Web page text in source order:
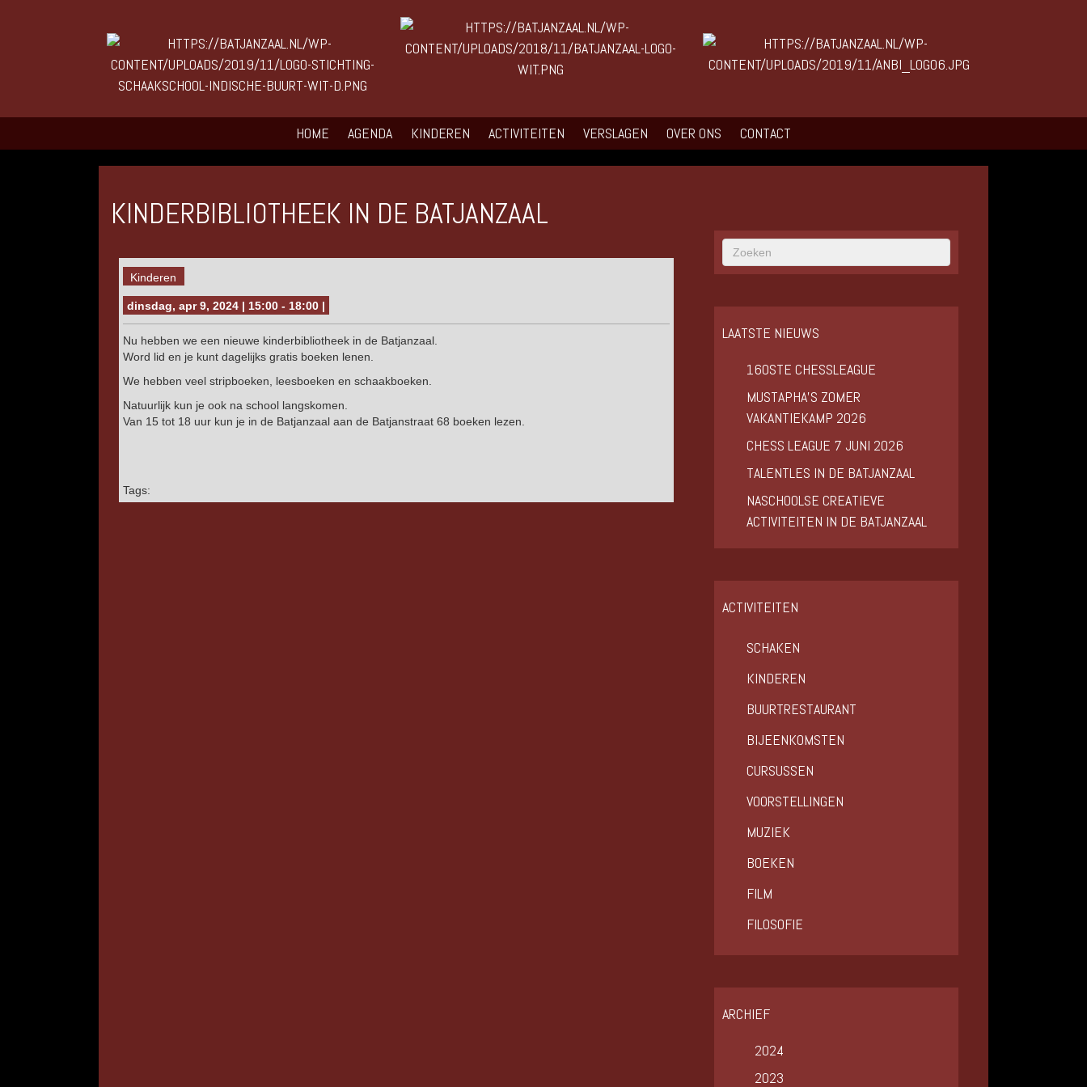
HOME AGENDA KINDEREN ACTIVITEITEN VERSLAGEN OVER ONS CONTACT
KINDERBIBLIOTHEEK IN DE BATJANZAAL
Kinderen
dinsdag, apr 9, 2024 | 15:00 - 18:00 |
Nu hebben we een nieuwe kinderbibliotheek in de Batjanzaal.
Word lid en je kunt dagelijks gratis boeken lenen.
We hebben veel stripboeken, leesboeken en schaakboeken.
Natuurlijk kun je ook na school langskomen.
Van 15 tot 18 uur kun je in de Batjanzaal aan de Batjanstraat 68 boeken lezen.
Tags:
LAATSTE NIEUWS
160STE CHESSLEAGUE
MUSTAPHA’S ZOMER
VAKANTIEKAMP 2026
CHESS LEAGUE 7 JUNI 2026
TALENTLES IN DE BATJANZAAL
NASCHOOLSE CREATIEVE
ACTIVITEITEN IN DE BATJANZAAL
ACTIVITEITEN
SCHAKEN
KINDEREN
BUURTRESTAURANT
BIJEENKOMSTEN
CURSUSSEN
VOORSTELLINGEN
MUZIEK
BOEKEN
FILM
FILOSOFIE
ARCHIEF
2024
2023